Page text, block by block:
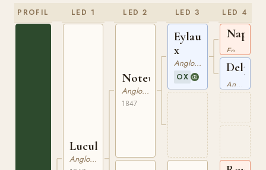
PROFIL LED 1
Lucullus
Anglonormand
LED 2
Noteur
Anglonormand
1847
LED 3
Eylau
x
Angloarabiskt Fullblod
OX
LED 4
xx
x